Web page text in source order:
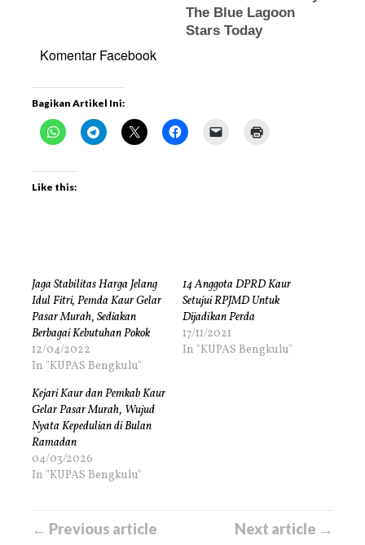
Komentar Facebook
Bagikan Artikel Ini:
Like this:
Jaga Stabilitas Harga Jelang
Idul Fitri, Pemda Kaur Gelar
Pasar Murah, Sediakan
Berbagai Kebutuhan Pokok
12/04/2022
In "KUPAS Bengkulu"
14 Anggota DPRD Kaur
Setujui RPJMD Untuk
Dijadikan Perda
17/11/2021
In "KUPAS Bengkulu"
Kejari Kaur dan Pemkab Kaur
Gelar Pasar Murah, Wujud
Nyata Kepedulian di Bulan
Ramadan
04/03/2026
In "KUPAS Bengkulu"
← Previous article Next article →